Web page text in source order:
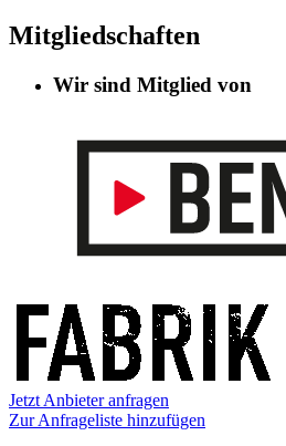
Mitgliedschaften
Wir sind Mitglied von
Informationen
Jetzt Anbieter anfragen
Zur Anfrageliste hinzufügen